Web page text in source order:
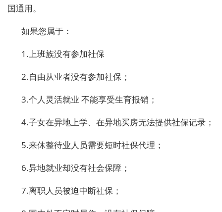
国通用。
如果您属于：
1.上班族没有参加社保
2.自由从业者没有参加社保；
3.个人灵活就业 不能享受生育报销；
4.子女在异地上学、在异地买房无法提供社保记录；
5.来休整待业人员需要短时社保代理；
6.异地就业却没有社会保障；
7.离职人员被迫中断社保；